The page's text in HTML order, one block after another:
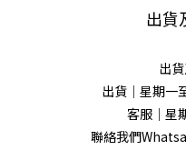
出貨
出
出貨｜星期一
客服｜星
聯絡我們